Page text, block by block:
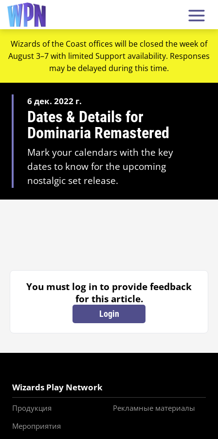
Wizards of the Coast offices will be closed the week of
August 3–7 with limited Support availability. Responses
may be delayed during this time.
6 дек. 2022 г.
Dates & Details for
Dominaria Remastered
Mark your calendars with the key
dates to know for the upcoming
nostalgic set release.
You must log in to provide feedback
for this article.
Login
Wizards Play Network
Продукция
Рекламные материалы
Мероприятия